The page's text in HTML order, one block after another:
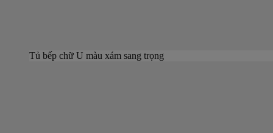
Tủ bếp chữ U màu xám sang trọng